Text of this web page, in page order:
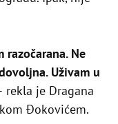
razočarana. Ne
Uživam u
rekla je Dragana
Đokovićem.